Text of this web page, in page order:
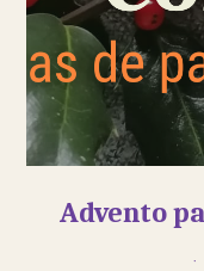
Advento